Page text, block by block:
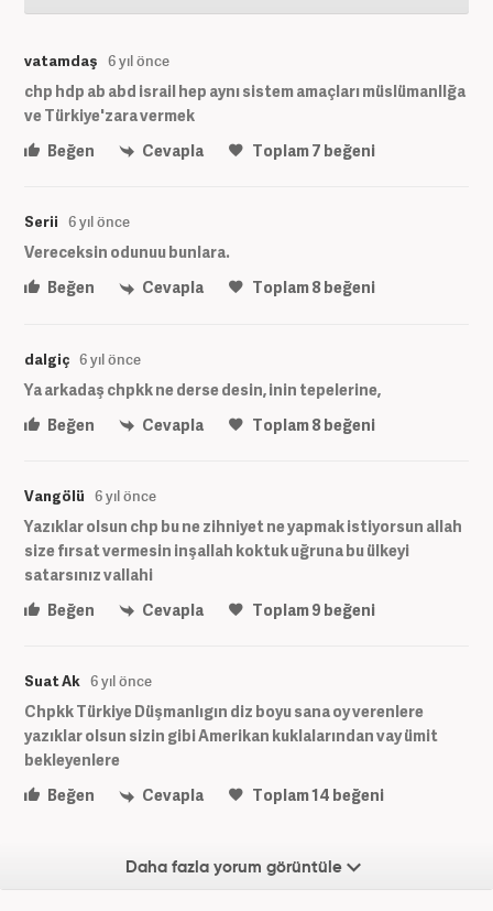
vatamdaş 6 yıl önce
chp hdp ab abd israil hep aynı sistem amaçları müslümanllğa
ve Türkiye'zara vermek
Beğen
Cevapla Toplam7 beğeni
Serii 6 yıl önce
Vereceksin odunuu bunlara.
Beğen
Cevapla Toplam8beğeni
dalgiç 6 yıl önce
Ya arkadaş chpkk ne derse desin, inin tepelerine,
Beğen
Cevapla Toplam8beğeni
Vangölü 6 yıl önce
Yazıklar olsun chp bu ne zihniyet ne yapmak istiyorsun allah
size fırsat vermesin inşallah koktuk uğruna bu ülkeyi
satarsınız vallahi
Beğen
Cevapla Toplam9 beğeni
Suat Ak 6 yıl önce
Chpkk Türkiye Düşmanlıgın diz boyu sana oy verenlere
yazıklar olsun sizin gibi Amerikan kuklalarından vay ümit
bekleyenlere
Beğen
Cevapla Toplam14 beğeni
Daha fazla yorum görüntüle